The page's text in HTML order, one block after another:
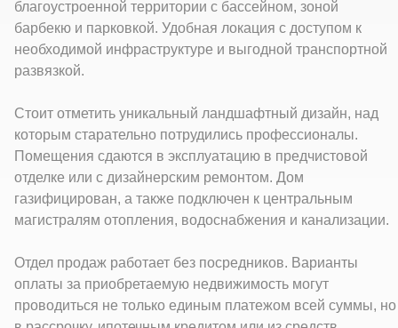
благоустроенной территории с бассейном, зоной
барбекю и парковкой. Удобная локация с доступом к
необходимой инфраструктуре и выгодной транспортной
развязкой.
Стоит отметить уникальный ландшафтный дизайн, над
которым старательно потрудились профессионалы.
Помещения сдаются в эксплуатацию в предчистовой
отделке или с дизайнерским ремонтом. Дом
газифицирован, а также подключен к центральным
магистралям отопления, водоснабжения и канализации.
Отдел продаж работает без посредников. Варианты
оплаты за приобретаемую недвижимость могут
проводиться не только единым платежом всей суммы, но